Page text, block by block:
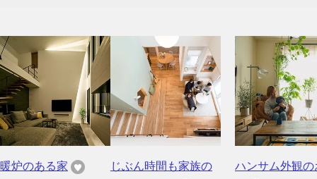
暖炉のある家
じぶん時間も家族の
ハンサム外観の